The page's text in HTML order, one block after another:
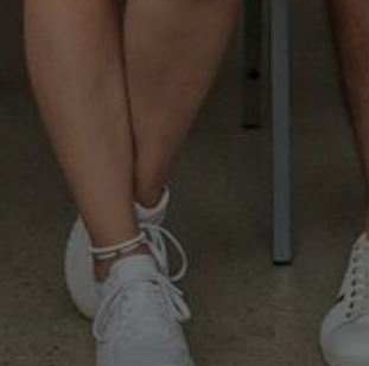
VÁROSHÁZA
ÖNKORMÁNYZAT
KÉPVISELŐ-